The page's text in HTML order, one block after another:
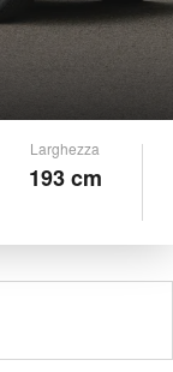
Larghezza
193 cm